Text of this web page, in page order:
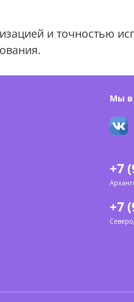
и точностью
Мы в
+7
+7